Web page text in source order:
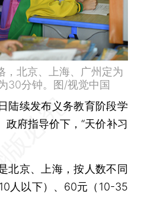
，北京、上海、广州定为
30分钟。图/视觉中国
陆续发布义务教育阶段学
政府指导价下，“天价补习
京、上海，按人数不同
人以下）、60元（10-35